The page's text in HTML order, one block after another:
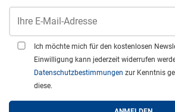
Ich möchte mich für den kostenlosen
Einwilligung kann jederzeit widerrufen
Datenschutzbestimmungen zur Kenntnis
diese.